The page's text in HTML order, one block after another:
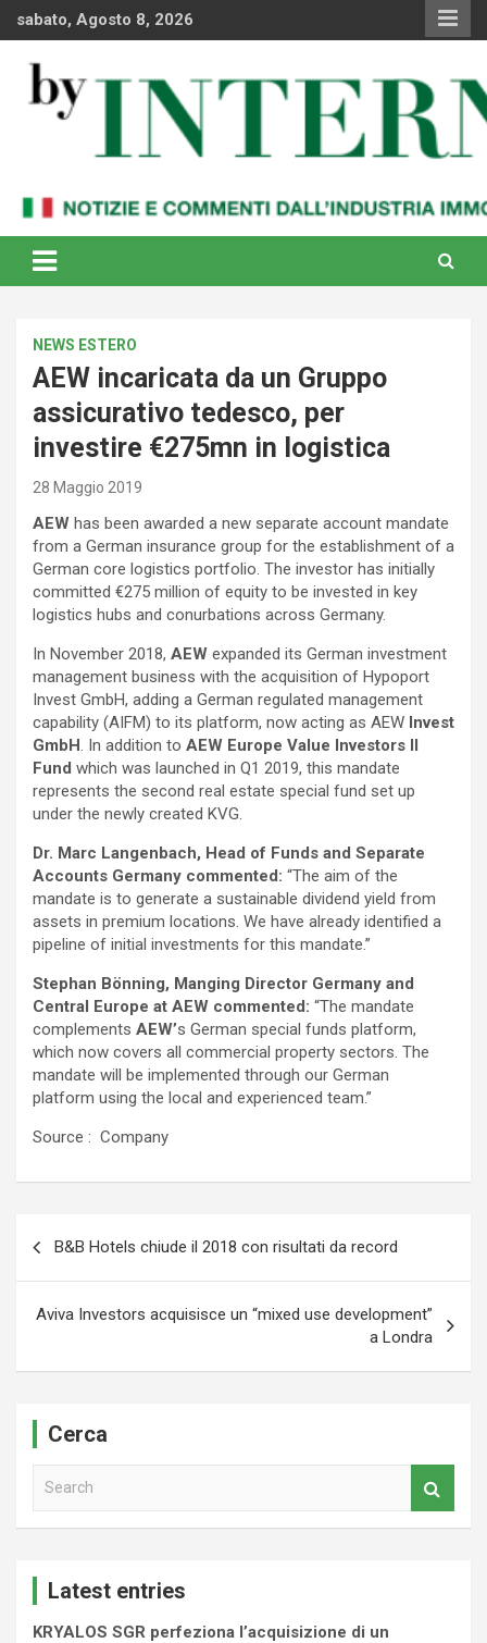
sabato, Agosto 8, 2026
By Internews
internazionale
NEWS ESTERO
AEW incaricata da un Gruppo
assicurativo tedesco, per
investire €275mn in logistica
28 Maggio 2019
AEW has been awarded a new separate account mandate
from a German insurance group for the establishment of a
German core logistics portfolio. The investor has initially
committed €275 million of equity to be invested in key
logistics hubs and conurbations across Germany.
In November 2018, AEW expanded its German investment
management business with the acquisition of Hypoport
Invest GmbH, adding a German regulated management
capability (AIFM) to its platform, now acting as AEW Invest
GmbH. In addition to AEW Europe Value Investors II
Fund which was launched in Q1 2019, this mandate
represents the second real estate special fund set up
under the newly created KVG.
Dr. Marc Langenbach, Head of Funds and Separate
Accounts Germany commented: “The aim of the
mandate is to generate a sustainable dividend yield from
assets in premium locations. We have already identified a
pipeline of initial investments for this mandate.”
Stephan Bönning, Manging Director Germany and
Central Europe at AEW commented: “The mandate
complements AEW’s German special funds platform,
which now covers all commercial property sectors. The
mandate will be implemented through our German
platform using the local and experienced team.”
Source : Company
B&B Hotels chiude il 2018 con risultati da record
Aviva Investors acquisisce un “mixed use development”
a Londra
Cerca
Latest entries
KRYALOS SGR perfeziona l’acquisizione di un